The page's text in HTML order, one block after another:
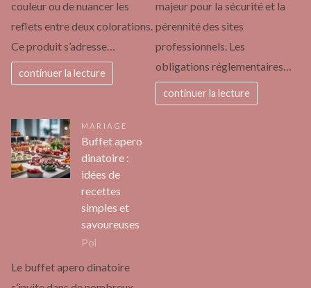
couleur ou de nuancer les
reflets entre deux colorations.
Ce produit s’adresse…
continuer la lecture
majeur pour la sécurité et la
pérennité des sites
professionnels. Les
obligations réglementaires…
continuer la lecture
MARIAGE
Buffet apero
dinatoire :
idées de
recettes
simples et
savoureuses
Pol
Le buffet apero dinatoire